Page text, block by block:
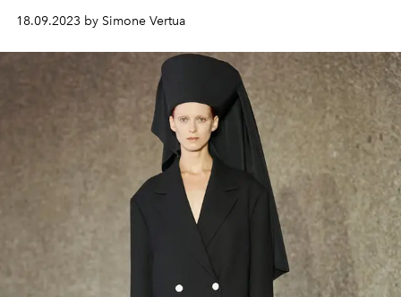
spéciaux du défilé étaient Kit Connor, Cole Sprouse, Ben
Wishaw et le porte-parole Charlie XCX.
18.09.2023 by Simone Vertua